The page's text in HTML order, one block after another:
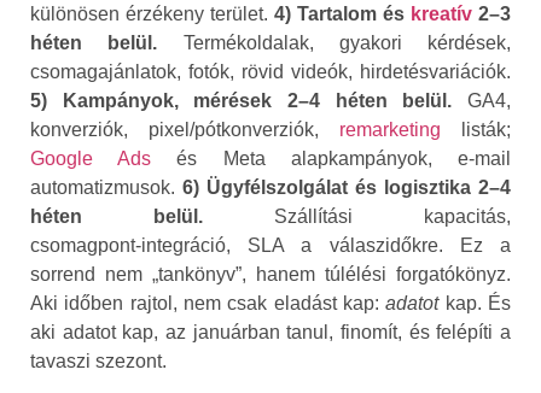
különösen érzékeny terület. 4) Tartalom és kreatív 2–3
héten belül. Termékoldalak, gyakori kérdések,
csomagajánlatok, fotók, rövid videók, hirdetésvariációk.
5) Kampányok, mérések 2–4 héten belül. GA4,
konverziók, pixel/pótkonverziók, remarketing listák;
Google Ads és Meta alapkampányok, e‑mail
automatizmusok. 6) Ügyfélszolgálat és logisztika 2–4
héten belül. Szállítási kapacitás,
csomagpont‑integráció, SLA a válaszidőkre. Ez a
sorrend nem „tankönyv”, hanem túlélési forgatókönyz.
Aki időben rajtol, nem csak eladást kap:adatotkap. És
aki adatot kap, az januárban tanul, finomít, és felépíti a
tavaszi szezont.